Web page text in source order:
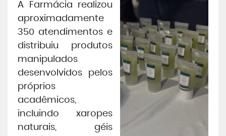
A Farmácia realizou
aproximadamente
350 atendimentos e
distribuiu produtos
manipulados
desenvolvidos pelos
próprios
acadêmicos,
incluindo xaropes
naturais, géis